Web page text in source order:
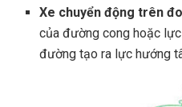
Xe chuyển động trên
của đường cong hoặc
đường tạo ra lực hướng